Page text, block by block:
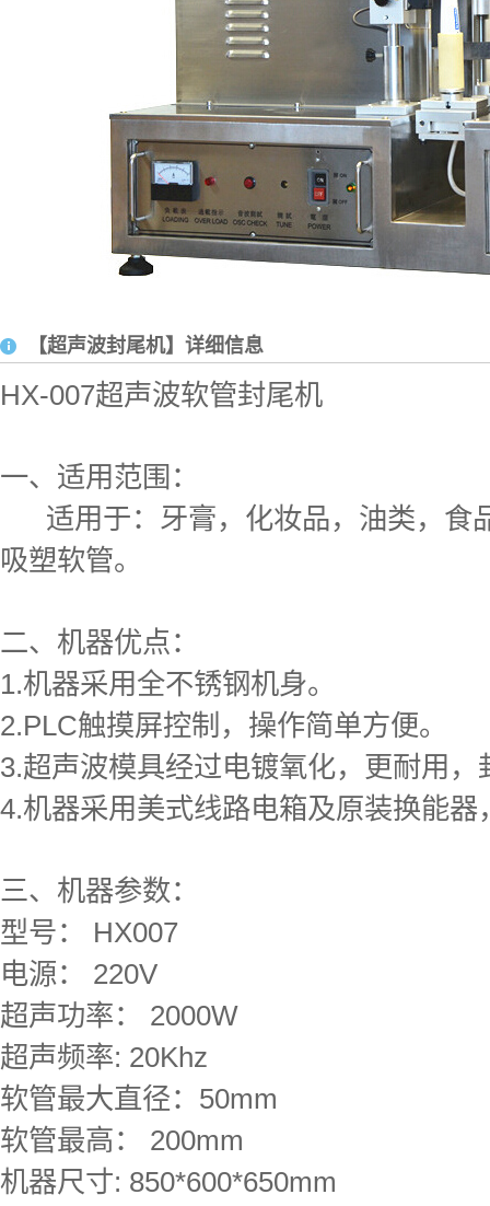
【超声波封尾机】详细信息
HX-007超声波软管封尾机
一、适用范围：
适用于：牙膏，化妆品，油类，食
吸塑软管。
二、机器优点：
1.机器采用全不锈钢机身。
2.PLC触摸屏控制，操作简单方便。
3.超声波模具经过电镀氧化，更耐用，
4.机器采用美式线路电箱及原装换能
三、机器参数：
型号： HX007
电源： 220V
超声功率： 2000W
超声频率: 20Khz
软管最大直径：50mm
软管最高： 200mm
机器尺寸: 850*600*650mm